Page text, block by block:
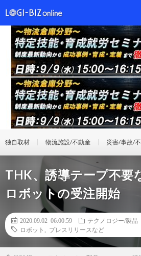
独自取材 物流施設/不動産 災害/事故/
THK、誘導テープ不要
ロボットの受注開始
2020.09.02 06:00:59
テクノロジー/製品
ロボット
プレスリリースなど